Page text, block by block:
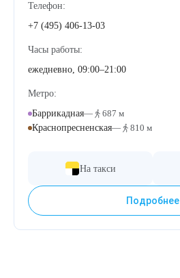
Телефон:
+7 (495) 406-13-03
Часы работы:
ежедневно, 09:00–21:00
Метро:
Баррикадная—
687 м
Краснопресненская— 810 м
На такси
Подробнее
Лазерное омоложение груди